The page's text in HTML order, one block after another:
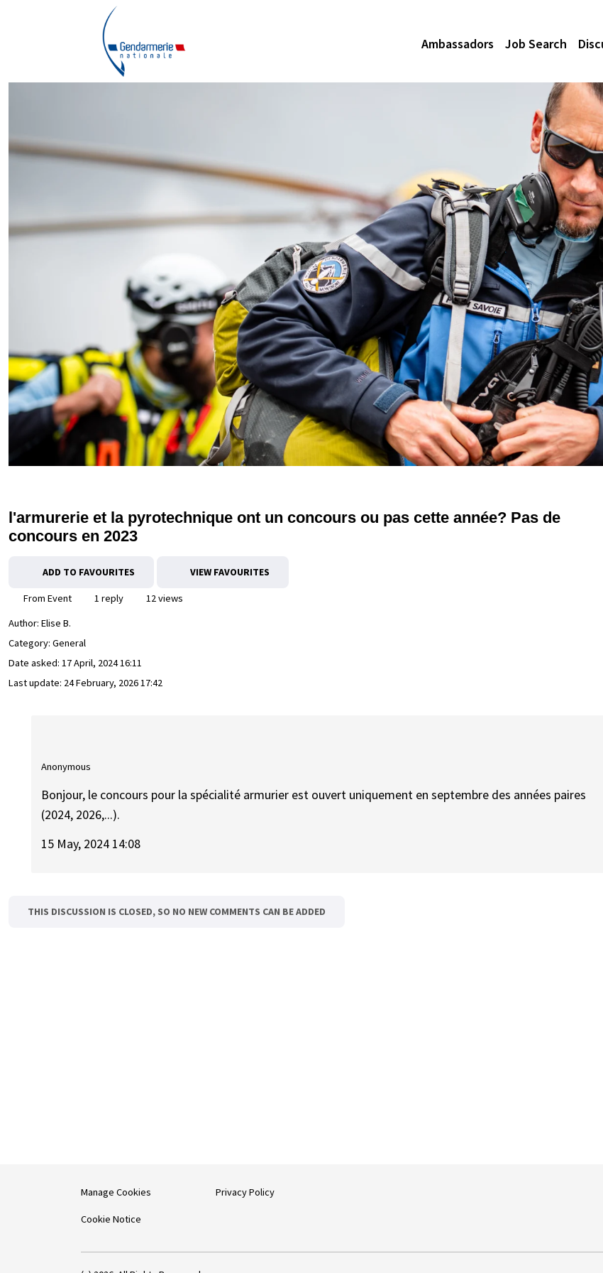
Ambassadors Job Search
l'armurerie et la pyrotechnique ont un concours ou pas cette année? Pas de
concours en 2023
ADD TO FAVOURITES VIEW FAVOURITES
From Event 1 reply
12 views
Author: Elise B.
Category: General
Date asked: 17 April, 2024 16:11
Last update: 24 February, 2026 17:42
Anonymous
Bonjour, le concours pour la spécialité armurier est ouvert uniquement en septembre des années paires
(2024, 2026,...).
15 May, 2024 14:08
THIS DISCUSSION IS CLOSED, SO NO NEW COMMENTS CAN BE ADDED
Manage Cookies
Cookie Notice
Privacy Policy